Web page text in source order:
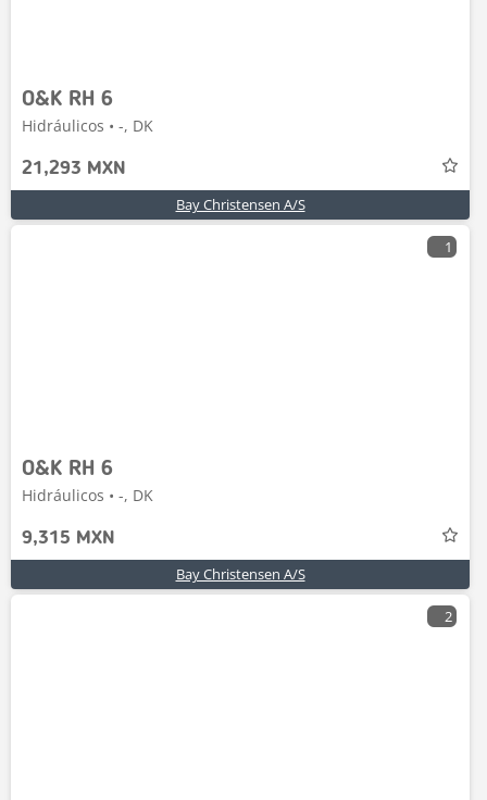
O&K RH 6
Hidráulicos • -, DK
21,293 MXN
Bay Christensen A/S
1
O&K RH 6
Hidráulicos • -, DK
9,315 MXN
Bay Christensen A/S
2